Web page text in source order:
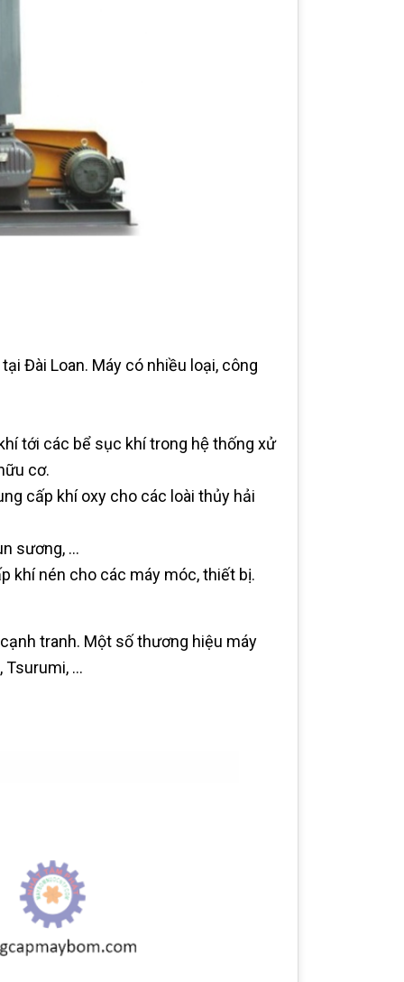
Đài Loan. Máy có nhiều loại, công
tới các bể sục khí trong hệ thống xử
cơ.
cấp khí oxy cho các loài thủy hải
sương, ...
khí nén cho các máy móc, thiết bị.
tranh. Một số thương hiệu máy
Tsurumi, ...